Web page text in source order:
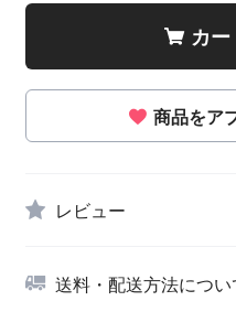
カ
商品をア
レビュー
送料・配送方法につい